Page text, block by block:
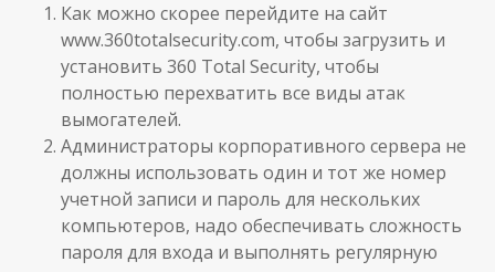
Как можно скорее перейдите на сайт
www.360totalsecurity.com, чтобы загрузить и
установить 360 Total Security, чтобы
полностью перехватить все виды атак
вымогателей.
Администраторы корпоративного сервера не
должны использовать один и тот же номер
учетной записи и пароль для нескольких
компьютеров, надо обеспечивать сложность
пароля для входа и выполнять регулярную